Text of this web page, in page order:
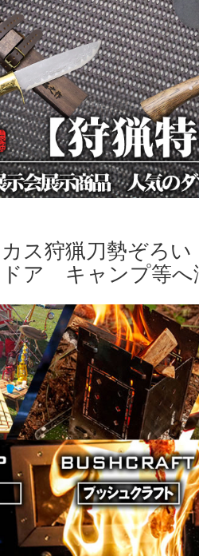
ス狩猟刀勢ぞろ
ア キャンプ等へ